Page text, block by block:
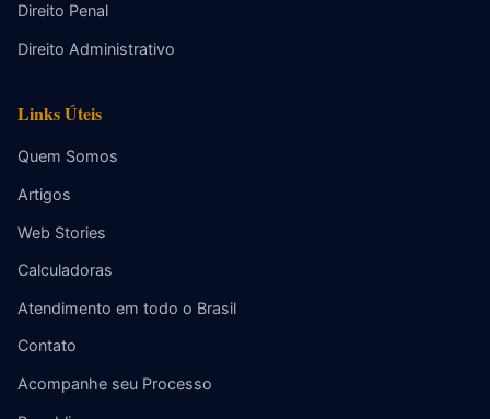
Direito Penal
Direito Administrativo
Links Úteis
Quem Somos
Artigos
Web Stories
Calculadoras
Atendimento em todo o Brasil
Contato
Acompanhe seu Processo